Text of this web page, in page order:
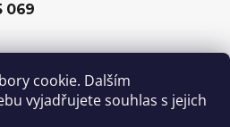
cookie. Dalším
vyjadřujete souhlas s jejich
069